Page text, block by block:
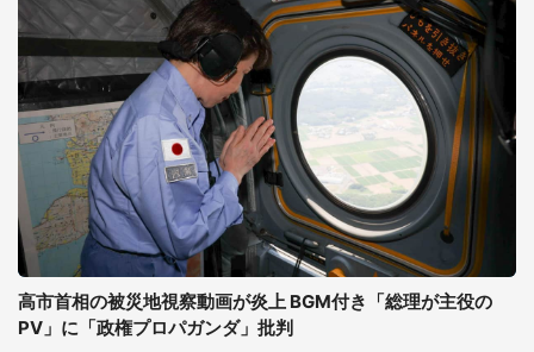
高市首相の被災地視察動画が炎上 BGM付き「総理が主役の
PV」に「政権プロパガンダ」批判